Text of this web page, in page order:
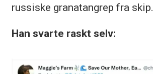
russiske granatangrep fra skip.
Han svarte raskt selv: